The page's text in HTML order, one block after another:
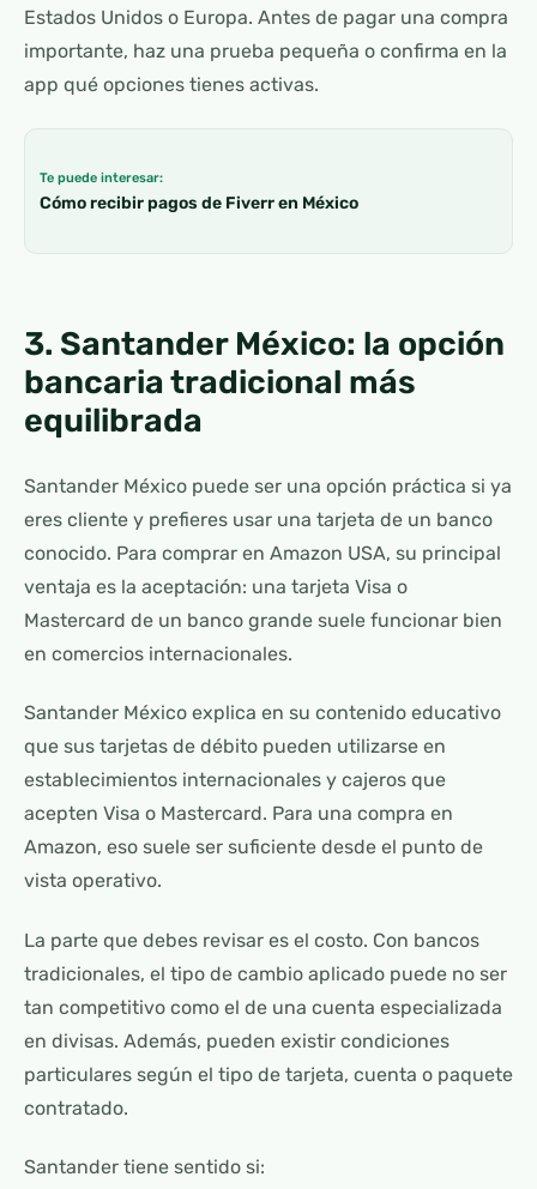
Estados Unidos o Europa. Antes de pagar una compra
importante, haz una prueba pequeña o confirma en la
app qué opciones tienes activas.
Te puede interesar:
Cómo recibir pagos de Fiverr en México
3. Santander México: la opción
bancaria tradicional más
equilibrada
Santander México puede ser una opción práctica si ya
eres cliente y prefieres usar una tarjeta de un banco
conocido. Para comprar en Amazon USA, su principal
ventaja es la aceptación: una tarjeta Visa o
Mastercard de un banco grande suele funcionar bien
en comercios internacionales.
Santander México explica en su contenido educativo
que sus tarjetas de débito pueden utilizarse en
establecimientos internacionales y cajeros que
acepten Visa o Mastercard. Para una compra en
Amazon, eso suele ser suficiente desde el punto de
vista operativo.
La parte que debes revisar es el costo. Con bancos
tradicionales, el tipo de cambio aplicado puede no ser
tan competitivo como el de una cuenta especializada
en divisas. Además, pueden existir condiciones
particulares según el tipo de tarjeta, cuenta o paquete
contratado.
Santander tiene sentido si: